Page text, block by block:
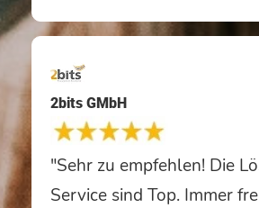
2bits GMbH
"Sehr zu empfehlen! Die
Service sind Top. Immer